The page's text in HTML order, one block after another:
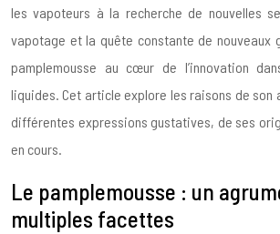
les vapoteurs à la recherche de nouvelles
vapotage et la quête constante de nouveaux
pamplemousse au cœur de l’innovation
liquides. Cet article explore les raisons de son
différentes expressions gustatives, de ses
en cours.
Le pamplemousse : un
multiples facettes